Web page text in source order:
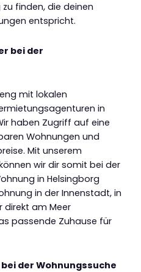
finden, die deinen
entspricht.
bei der
mit lokalen
in
haben Zugriff auf eine
Wohnungen und
Mit unserem
wir dir somit bei der
in Helsingborg
in der Innenstadt, in
direkt am Meer
passende Zuhause für
der Wohnungssuche